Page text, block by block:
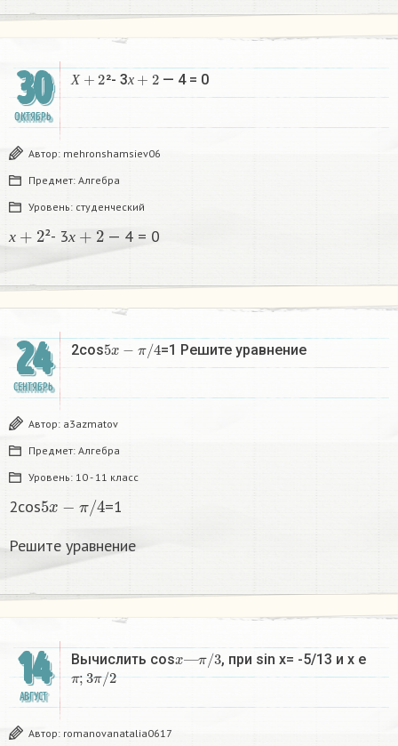
30
ОКТЯБРЬ
Х
Х+2 ²- 3 х
х+2 — 4 = 0
Автор: mehronshamsiev06
Предмет: Алгебра
Уровень: студенческий
х ²- 3х — 4 = 0
24
СЕНТЯБРЬ
2cos5x−π/4 =1 Решите уравнение
Автор: a3azmatov
Предмет: Алгебра
Уровень: 10 - 11 класс
2cos5
=1
Решите уравнение
14
АВГУСТ
Вычислить cosx—π/3 , при sin x= -5/13 и x e
π;3 π/2
Автор: romanovanatalia0617